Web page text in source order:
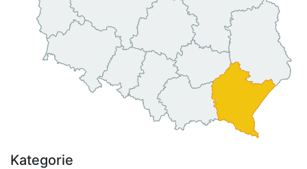
Kategorie